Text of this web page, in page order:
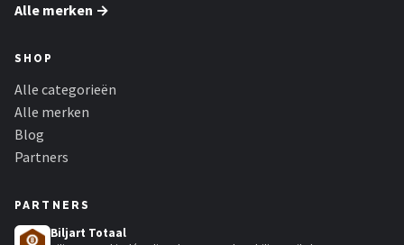
Alle merken →
SHOP
Alle categorieën
Alle merken
Blog
Partners
PARTNERS
Biljart Totaal